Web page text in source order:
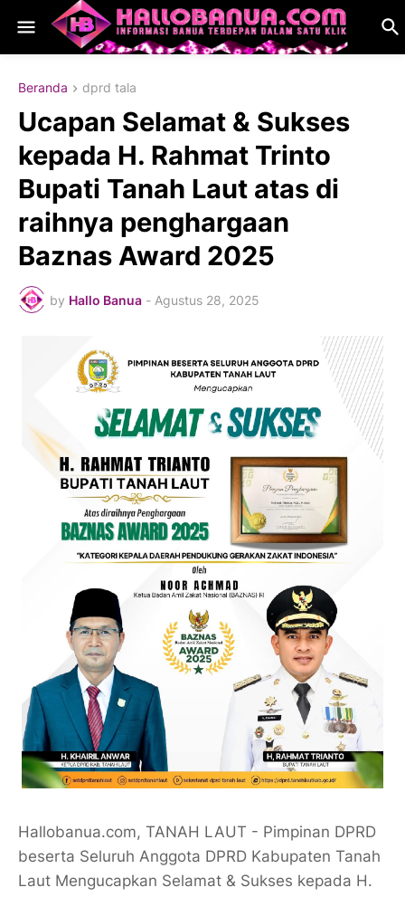
Beranda dprd tala
Ucapan Selamat & Sukses
kepada H. Rahmat Trinto
Bupati Tanah Laut atas di
raihnya penghargaan
Baznas Award 2025
by Hallo Banua - Agustus 28, 2025
Hallobanua.com, TANAH LAUT - Pimpinan DPRD
beserta Seluruh Anggota DPRD Kabupaten Tanah
Laut Mengucapkan Selamat & Sukses kepada H.